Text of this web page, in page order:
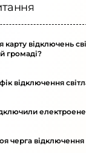
відключень
громаді?
відключення
черга відключення